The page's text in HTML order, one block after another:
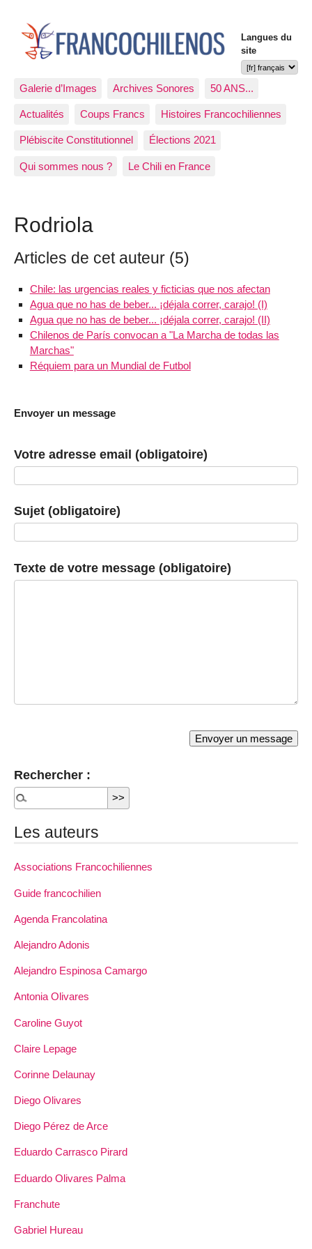
Langues du
site
Galerie d’Images Archives Sonores 50 ANS...
Actualités Coups Francs Histoires Francochiliennes
Plébiscite Constitutionnel Élections 2021
Qui sommes nous ? Le Chili en France
Rodriola
Articles de cet auteur (5)
Chile: las urgencias reales y ficticias que nos afectan
Agua que no has de beber... ¡déjala correr, carajo! (I)
Agua que no has de beber... ¡déjala correr, carajo! (II)
Chilenos de París convocan a "La Marcha de todas las
Marchas"
Réquiem para un Mundial de Futbol
Envoyer un message
Votre adresse email (obligatoire)
Sujet (obligatoire)
Texte de votre message (obligatoire)
Rechercher :
Les auteurs
Associations Francochiliennes
Guide francochilien
Agenda Francolatina
Alejandro Adonis
Alejandro Espinosa Camargo
Antonia Olivares
Caroline Guyot
Claire Lepage
Corinne Delaunay
Diego Olivares
Diego Pérez de Arce
Eduardo Carrasco Pirard
Eduardo Olivares Palma
Franchute
Gabriel Hureau